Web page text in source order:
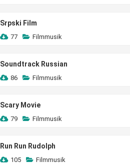
Srpski Film
77 Filmmusik
Soundtrack Russian
86 Filmmusik
Scary Movie
79 Filmmusik
Run Run Rudolph
105 Filmmusik